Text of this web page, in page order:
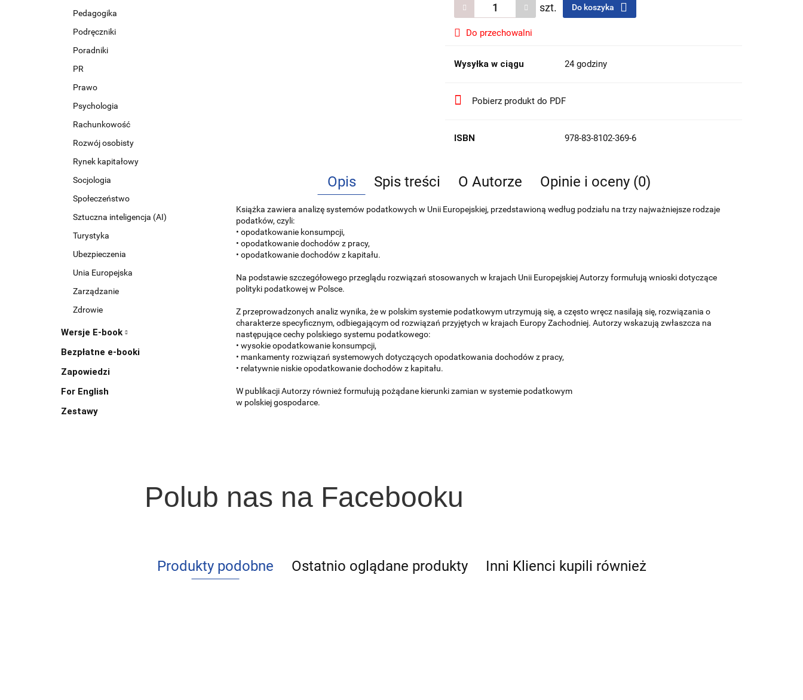
Pedagogika
Podręczniki
Poradniki
PR
Prawo
Psychologia
Rachunkowość
Rozwój osobisty
Rynek kapitałowy
Socjologia
Społeczeństwo
Sztuczna inteligencja (AI)
Turystyka
Ubezpieczenia
Unia Europejska
Zarządzanie
Zdrowie
Wersje E-book
Bezpłatne e-booki
Zapowiedzi
For English
Zestawy
szt. Do koszyka
Do przechowalni
Wysyłka w ciągu 24 godziny
Pobierz produkt do PDF
ISBN 978-83-8102-369-6
Opis Spis treści O Autorze Opinie i oceny (0)
Książka zawiera analizę systemów podatkowych w Unii Europejskiej, przedstawioną według podziału na trzy najważniejsze rodzaje
podatków, czyli:
• opodatkowanie konsumpcji,
• opodatkowanie dochodów z pracy,
• opodatkowanie dochodów z kapitału.
Na podstawie szczegółowego przeglądu rozwiązań stosowanych w krajach Unii Europejskiej Autorzy formułują wnioski dotyczące
polityki podatkowej w Polsce.
Z przeprowadzonych analiz wynika, że w polskim systemie podatkowym utrzymują się, a często wręcz nasilają się, rozwiązania o
charakterze specyficznym, odbiegającym od rozwiązań przyjętych w krajach Europy Zachodniej. Autorzy wskazują zwłaszcza na
następujące cechy polskiego systemu podatkowego:
• wysokie opodatkowanie konsumpcji,
• mankamenty rozwiązań systemowych dotyczących opodatkowania dochodów z pracy,
• relatywnie niskie opodatkowanie dochodów z kapitału.
W publikacji Autorzy również formułują pożądane kierunki zamian w systemie podatkowym
w polskiej gospodarce.
Polub nas na Facebooku
Produkty podobne Ostatnio oglądane produkty Inni Klienci kupili również